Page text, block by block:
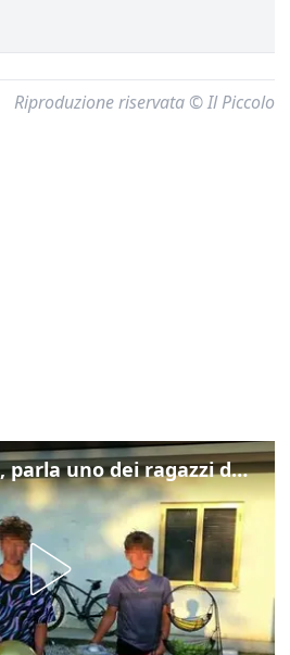
Riproduzione riservata © Il Piccolo
Caso Pradamano, parla uno dei ragazzi denunciati per la limonata: "Volevo anche aiutare i miei"